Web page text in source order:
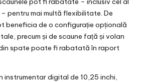
pentru mai multă flexibilitate. De
beneficia de o configurație opțională
precum și de scaune față și volan
spate poate fi rabatată în raport
instrumentar digital de 10,25 inchi,